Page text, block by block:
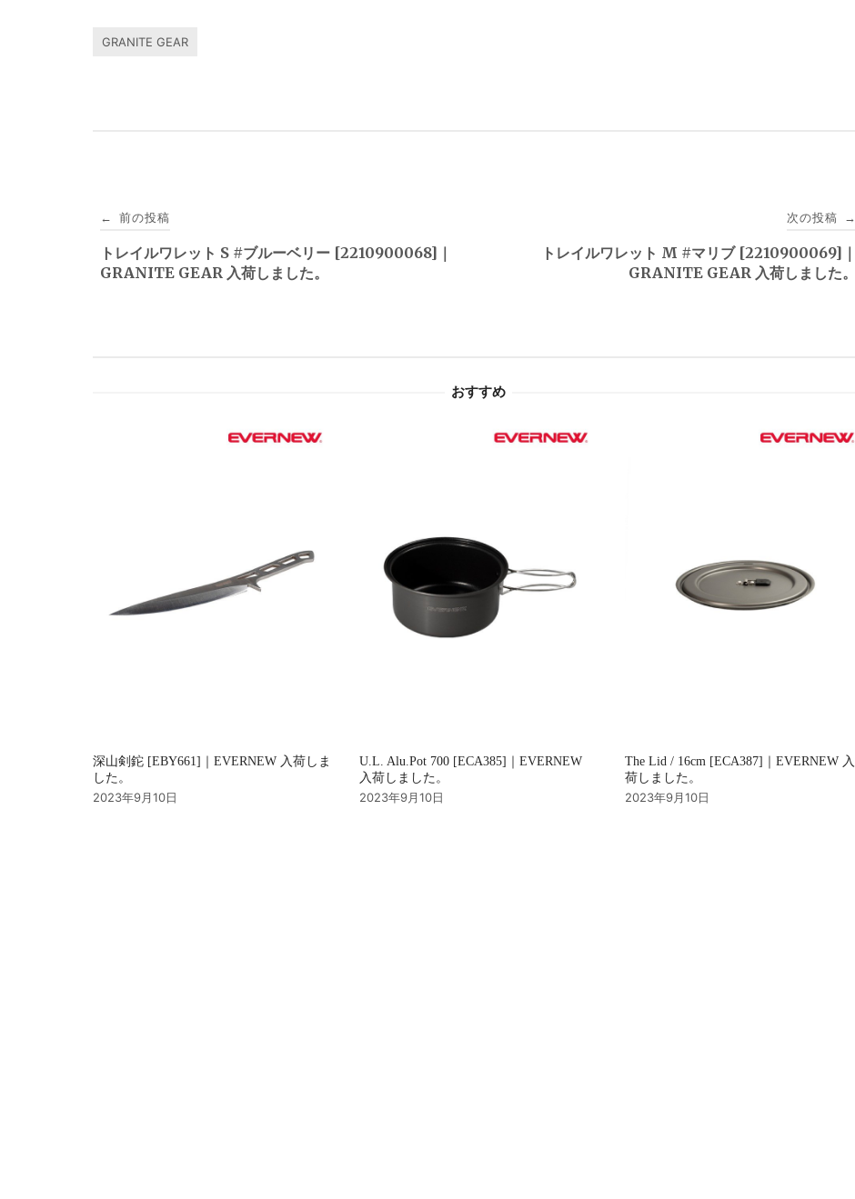
GRANITE GEAR
稿
ナ
← 前の投稿
トレイルワレット S #ブルーベリー [2210900068]｜
GRANITE GEAR 入荷しました。
次の投稿 →
トレイルワレット M #マリブ [2210900069]｜
GRANITE GEAR 入荷しました。
おすすめ
深山剣鉈 [EBY661]｜EVERNEW 入荷しま
した。
2023年9月10日
U.L. Alu.Pot 700 [ECA385]｜EVERNEW
入荷しました。
2023年9月10日
The Lid / 16cm [ECA387]｜EVERNEW 入
荷しました。
2023年9月10日